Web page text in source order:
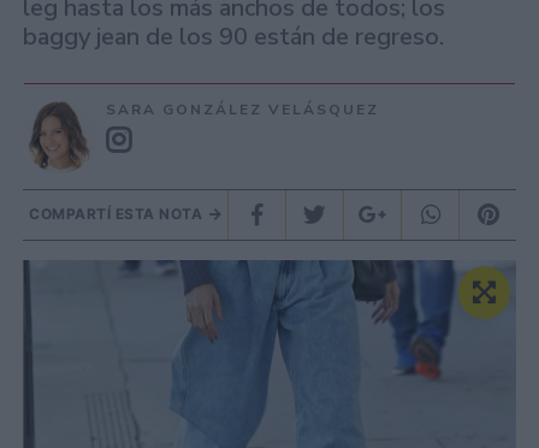
leg hasta los más anchos de todos; los
baggy jean de los 90 están de regreso.
SARA GONZÁLEZ VELÁSQUEZ
COMPARTÍ ESTA NOTA